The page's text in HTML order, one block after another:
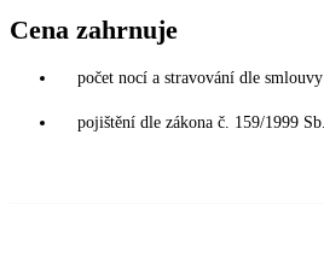
Cena zahrnuje
počet nocí a stravování dle
pojištění dle zákona č. 159/1999 Sb.